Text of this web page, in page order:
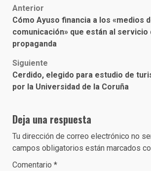
Post
navigation
Anterior
Cómo Ayuso financia a los «medios
comunicación» que están al servicio
propaganda
Siguiente
Cerdido, elegido para estudio de
por la Universidad de la Coruña
Deja una respuesta
Tu dirección de correo electrónico no
campos obligatorios están marcados
Comentario *